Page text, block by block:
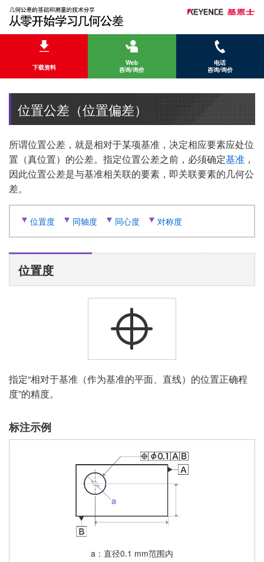
下载资料
Web
咨询/询价
电话
咨询/询价
位置公差（位置偏差）
所谓位置公差，就是相对于某项基准，决定相应要素应处位
置（真位置）的公差。指定位置公差之前，必须确定基准 ，
因此位置公差是与基准相关联的要素，即关联要素的几何公
差。
位置度 同轴度 同心度 对称度
位置度
指定“相对于基准（作为基准的平面、直线）的位置正确程
度”的精度。
标注示例
a 直径0.1 mm范围内